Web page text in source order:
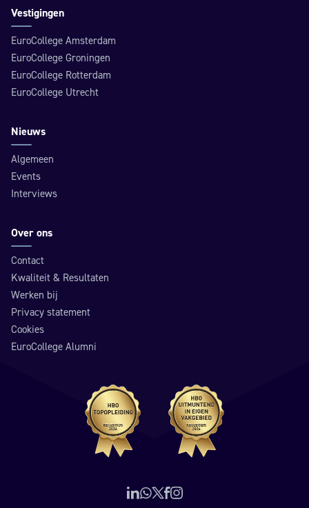
Vestigingen
EuroCollege Amsterdam
EuroCollege Groningen
EuroCollege Rotterdam
EuroCollege Utrecht
Nieuws
Algemeen
Events
Interviews
Over ons
Contact
Kwaliteit & Resultaten
Werken bij
Privacy statement
Cookies
EuroCollege Alumni
Volg ons op LinkedIn
Neem contact op via WhatsApp
Volg ons op X (voorheen Twitter)
Volg ons op Facebook
Volg ons op Instagram